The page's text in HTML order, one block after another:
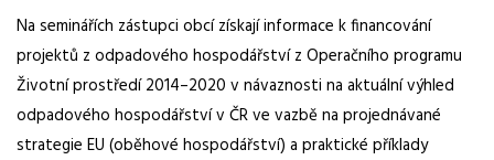
Na seminářích zástupci obcí získají informace k financování
projektů z odpadového hospodářství z Operačního programu
Životní prostředí 2014–2020 v návaznosti na aktuální výhled
odpadového hospodářství v ČR ve vazbě na projednávané
strategie EU (oběhové hospodářství) a praktické příklady